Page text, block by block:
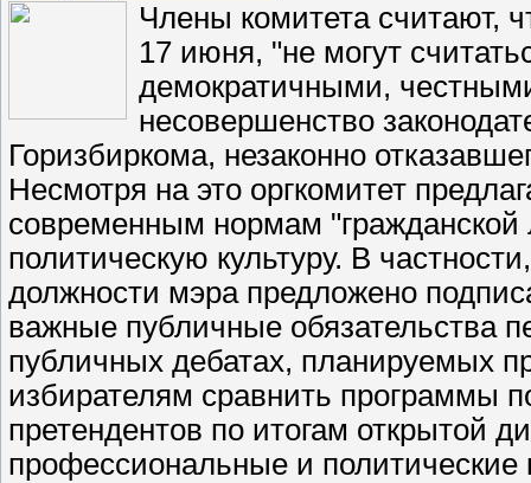
Члены комитета считают,
17 июня, "не могут
демократичными,
несовершенство
Горизбиркома, незаконно
Несмотря на это оргкомитет
современным нормам "гражданской
политическую культуру. В
должности мэра предложено
важные публичные обязательства
публичных дебатах, планируемых
избирателям сравнить программы
претендентов по итогам открытой
профессиональные и политические